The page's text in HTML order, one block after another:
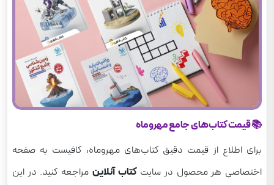
📚 قیمت کتاب‌های جامع مهروماه
برای اطلاع از قیمت دقیق کتاب‌های مهروماه، کافیست به صفحه
اختصاصی هر محصول در سایتکتاب آنلاین مراجعه کنید. در این